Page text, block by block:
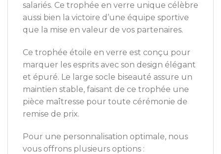
salariés. Ce trophée en verre unique célèbre
aussi bien la victoire d’une équipe sportive
que la mise en valeur de vos partenaires.
Ce trophée étoile en verre est conçu pour
marquer les esprits avec son design élégant
et épuré. Le large socle biseauté assure un
maintien stable, faisant de ce trophée une
pièce maîtresse pour toute cérémonie de
remise de prix.
Pour une personnalisation optimale, nous
vous offrons plusieurs options :